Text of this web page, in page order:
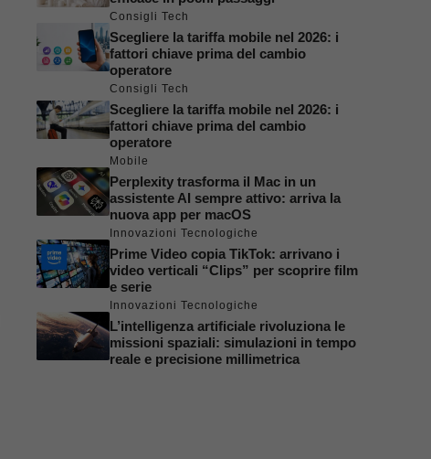
Consigli Tech
Scegliere la tariffa mobile nel 2026: i
fattori chiave prima del cambio
operatore
Consigli Tech
Scegliere la tariffa mobile nel 2026: i
fattori chiave prima del cambio
operatore
Mobile
Perplexity trasforma il Mac in un
assistente AI sempre attivo: arriva la
nuova app per macOS
Innovazioni Tecnologiche
Prime Video copia TikTok: arrivano i
video verticali “Clips” per scoprire film
e serie
Innovazioni Tecnologiche
L’intelligenza artificiale rivoluziona le
missioni spaziali: simulazioni in tempo
reale e precisione millimetrica